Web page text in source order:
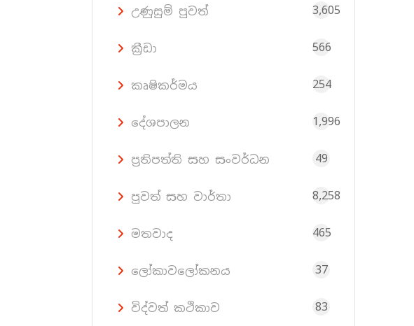
උණුසුම් පුවත් 3,605
ක්‍රීඩා 566
කෘෂිකර්මය 254
දේශපාලන 1,996
ප්‍රතිපත්ති සහ සංවර්ධන 49
පුවත් සහ වාර්තා 8,258
මතවාද 465
ලෝකාවලෝකනය 37
විද්වත් කථිකාව 83